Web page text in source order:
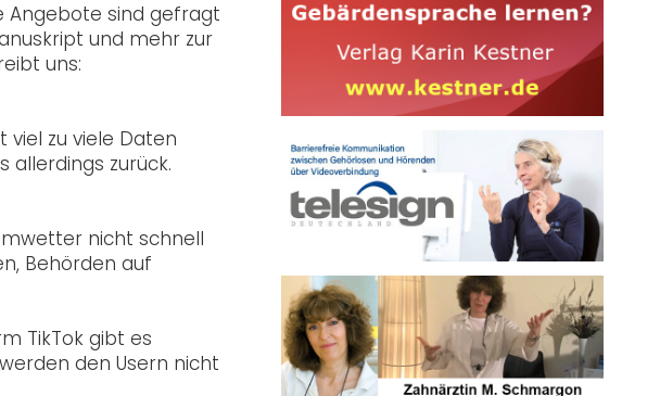
Angebote sind gefragt
und mehr zur
uns:
viel zu viele Daten
allerdings zurück.
nicht schnell
Behörden auf
TikTok gibt es
den Usern nicht